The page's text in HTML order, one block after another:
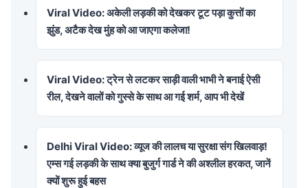
Viral Video: अकेली लड़की को देखकर टूट पड़ा कुत्तों का
झुंड, अटैक देख मुंह को आ जाएगा कलेजा!
Viral Video: ट्रेन से लटकर साड़ी वाली भाभी ने बनाई ऐसी
रील, देखने वालों को गुस्से के साथ आ गई शर्म, आप भी देखें
Delhi Viral Video: व्यूज की लालच या सुरक्षा संग खिलवाड़!
एम्स गई लड़की के साथ क्या बुजुर्ग गार्ड ने की अश्लील हरकत, जानें
क्यों शुरू हुई बहस